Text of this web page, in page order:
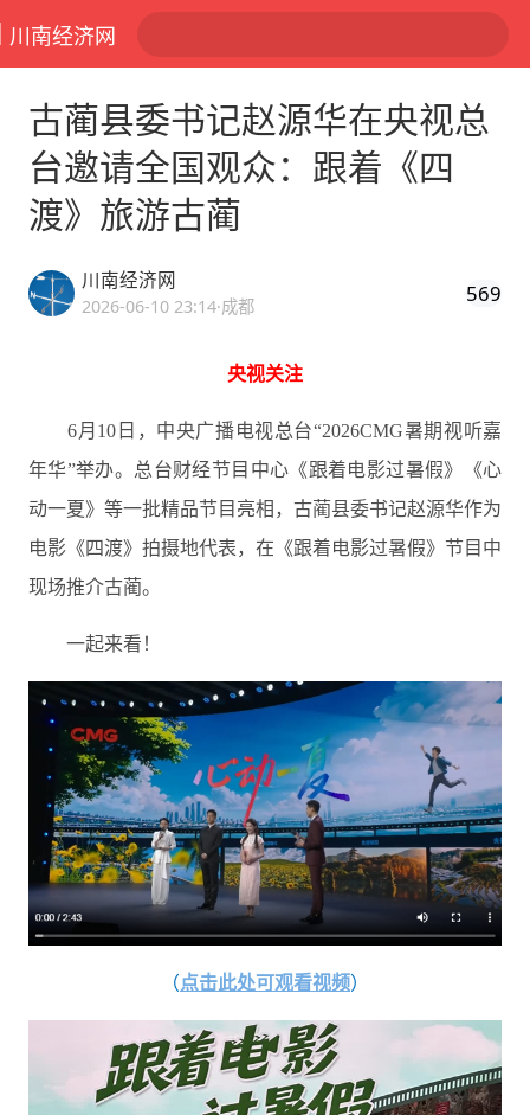
川南经济网
古蔺县委书记赵源华在央视总
台邀请全国观众：跟着《四
渡》旅游古蔺
川南经济网
2026-06-10 23:14·成都 569
央视关注
6月10日，中央广播电视总台“2026CMG暑期视听嘉
年华”举办。总台财经节目中心《跟着电影过暑假》《心
动一夏》等一批精品节目亮相，古蔺县委书记赵源华作为
电影《四渡》拍摄地代表，在《跟着电影过暑假》节目中
现场推介古蔺。
一起来看！
（点击此处可观看视频）